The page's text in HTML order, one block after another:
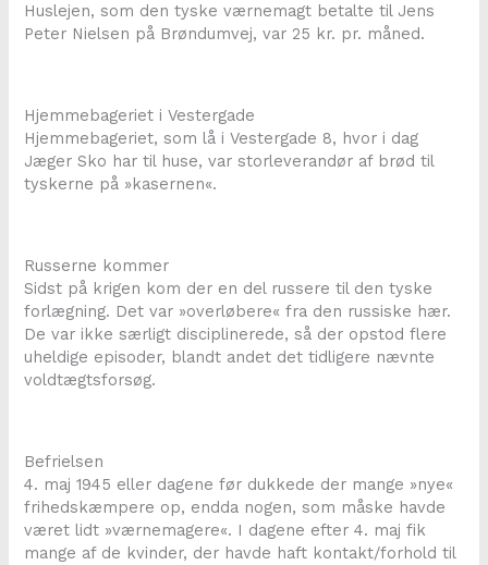
Huslejen, som den tyske værnemagt betalte til Jens
Peter Nielsen på Brøndumvej, var 25 kr. pr. måned.
Hjemmebageriet i Vestergade
Hjemmebageriet, som lå i Vestergade 8, hvor i dag
Jæger Sko har til huse, var storleverandør af brød til
tyskerne på »kasernen«.
Russerne kommer
Sidst på krigen kom der en del russere til den tyske
forlægning. Det var »overløbere« fra den russiske hær.
De var ikke særligt disciplinerede, så der opstod flere
uheldige episoder, blandt andet det tidligere nævnte
voldtægtsforsøg.
Befrielsen
4. maj 1945 eller dagene før dukkede der mange »nye«
frihedskæmpere op, endda nogen, som måske havde
været lidt »værnemagere«. I dagene efter 4. maj fik
mange af de kvinder, der havde haft kontakt/forhold til